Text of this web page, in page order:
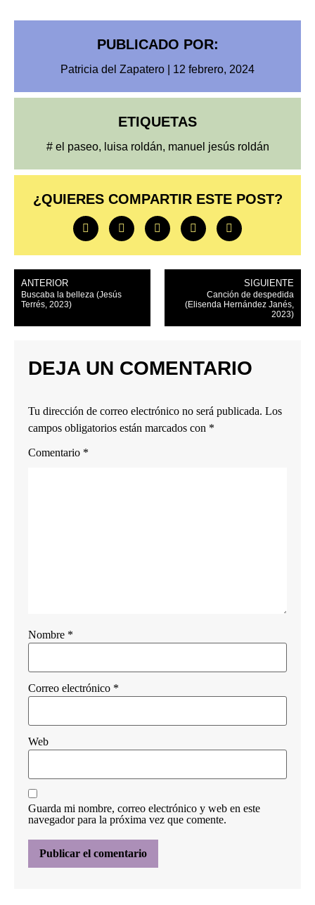
PUBLICADO POR:
Patricia del Zapatero 12 febrero, 2024
ETIQUETAS
# el paseo, luisa roldán, manuel jesús roldán
¿QUIERES COMPARTIR ESTE POST?
ANTERIOR
Buscaba la belleza (Jesús
Terrés, 2023)
SIGUIENTE
Canción de despedida
(Elisenda Hernández Janés,
2023)
DEJA UN COMENTARIO
Tu dirección de correo electrónico no será publicada. Los
campos obligatorios están marcados con *
Comentario *
Nombre *
Correo electrónico *
Web
Guarda mi nombre, correo electrónico y web en este
navegador para la próxima vez que comente.